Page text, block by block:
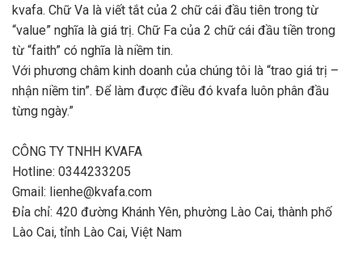
kvafa. Chữ Va là viết tắt của 2 chữ cái đầu tiên trong từ
“value” nghĩa là giá trị. Chữ Fa của 2 chữ cái đầu tiền trong
từ “faith” có nghĩa là niềm tin.
Với phương châm kinh doanh của chúng tôi là “trao giá trị –
nhận niềm tin”. Để làm được điều đó kvafa luôn phân đầu
từng ngày.”
CÔNG TY TNHH KVAFA
Hotline: 0344233205
Gmail: lienhe@kvafa.com
Đỉa chỉ: 420 đường Khánh Yên, phường Lào Cai, thành phố
Lào Cai, tỉnh Lào Cai, Việt Nam